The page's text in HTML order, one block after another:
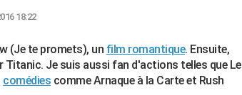
18:22
(Je te promets), un film romantique. Ensuite,
Titanic. Je suis aussi fan d'actions telles que Le
comédies comme Arnaque à la Carte et Rush